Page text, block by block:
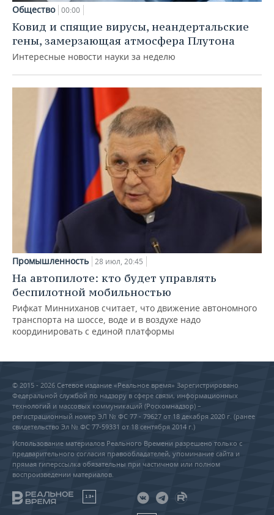
Общество 00:00
Ковид и спящие вирусы, неандертальские
гены, замерзающая атмосфера Плутона
Интересные новости науки за неделю
Промышленность 28 июл, 20:45
На автопилоте: кто будет управлять
беспилотной мобильностью
Рифкат Минниханов считает, что движение автономного
транспорта на шоссе, воде и в воздухе надо
координировать с единой платформы
© 2015 - 2026 Сетевое издание «Реальное время» Зарегистрировано
Федеральной службой по надзору в сфере связи, информационных
технологий и массовых коммуникаций (Роскомнадзор) –
регистрационный номер ЭЛ № ФС 77 - 79627 от 18 декабря 2020 г. (ранее
свидетельство Эл № ФС 77-59331 от 18 сентября 2014 г.)
Использование материалов Реального Времени разрешено только с
предварительного согласия правообладателей, упоминание сайта и
прямая гиперссылка обязательны при частичном или полном
воспроизведении материалов.
18+